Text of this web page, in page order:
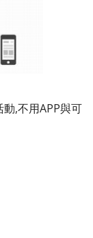
,不用APP與可